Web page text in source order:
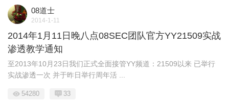
08道士
2014-1-11
2014年1月11日晚八点08SEC团队官方YY21509实战
渗透教学通知
至2013年10月23日我们正式全面接管YY频道：21509以来 已举行
实战渗透一次 并于昨日举行周年活 ...
54280 33